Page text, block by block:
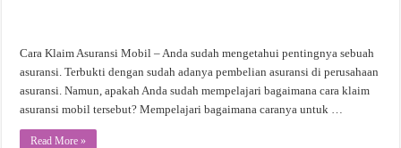
Cara Klaim Asuransi Mobil – Anda sudah mengetahui pentingnya sebuah
asuransi. Terbukti dengan sudah adanya pembelian asuransi di perusahaan
asuransi. Namun, apakah Anda sudah mempelajari bagaimana cara klaim
asuransi mobil tersebut? Mempelajari bagaimana caranya untuk …
Read More »